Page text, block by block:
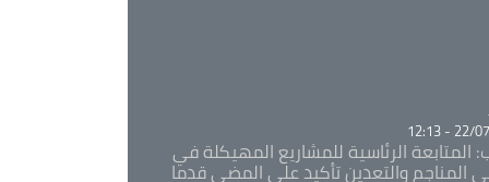
22/07/
المتابعة الرئاسية للمشاريع المهيكلة في
المناجم والتعدين تأكيد على المضي قدما